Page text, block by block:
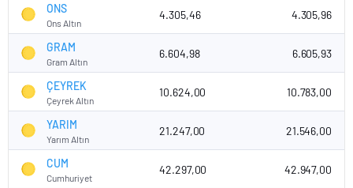
ONS
Ons Altın
4.305,46 4.305,96
GRAM
Gram Altın
6.604,98 6.605,93
ÇEYREK
Çeyrek Altın
10.624,00 10.783,00
YARIM
Yarım Altın
21.247,00 21.546,00
CUM
Cumhuriyet
42.297,00 42.947,00